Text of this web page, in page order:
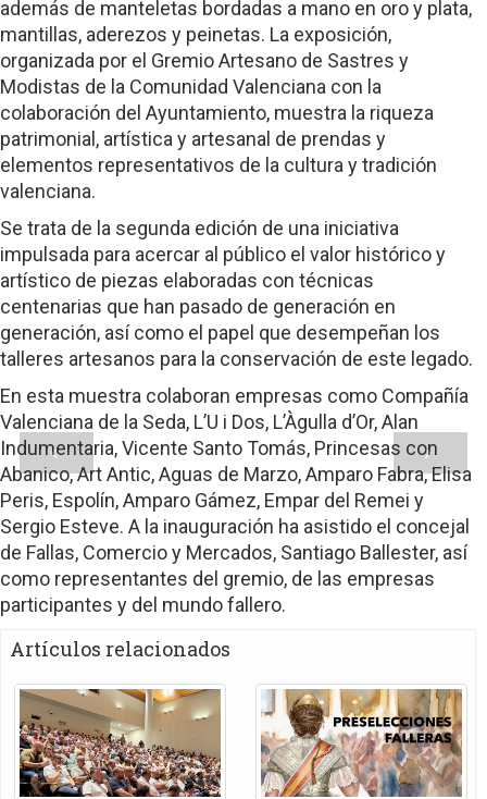
además de manteletas bordadas a mano en oro y plata,
mantillas, aderezos y peinetas. La exposición,
organizada por el Gremio Artesano de Sastres y
Modistas de la Comunidad Valenciana con la
colaboración del Ayuntamiento, muestra la riqueza
patrimonial, artística y artesanal de prendas y
elementos representativos de la cultura y tradición
valenciana.
Se trata de la segunda edición de una iniciativa
impulsada para acercar al público el valor histórico y
artístico de piezas elaboradas con técnicas
centenarias que han pasado de generación en
generación, así como el papel que desempeñan los
talleres artesanos para la conservación de este legado.
En esta muestra colaboran empresas como Compañía
Valenciana de la Seda, L’U i Dos, L’Àgulla d’Or, Alan
Indumentaria, Vicente Santo Tomás, Princesas con
Abanico, Art Antic, Aguas de Marzo, Amparo Fabra, Elisa
Peris, Espolín, Amparo Gámez, Empar del Remei y
Sergio Esteve. A la inauguración ha asistido el concejal
de Fallas, Comercio y Mercados, Santiago Ballester, así
como representantes del gremio, de las empresas
participantes y del mundo fallero.
Artículos relacionados